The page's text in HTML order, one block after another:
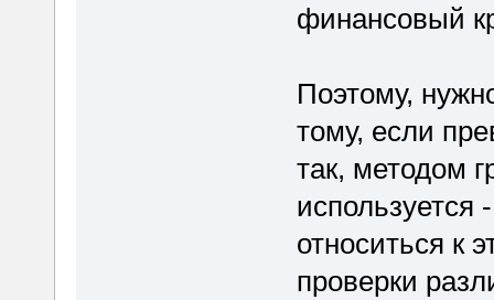
финансовый
Поэтому,
тому, если
так, методом
используется
относиться к
проверки